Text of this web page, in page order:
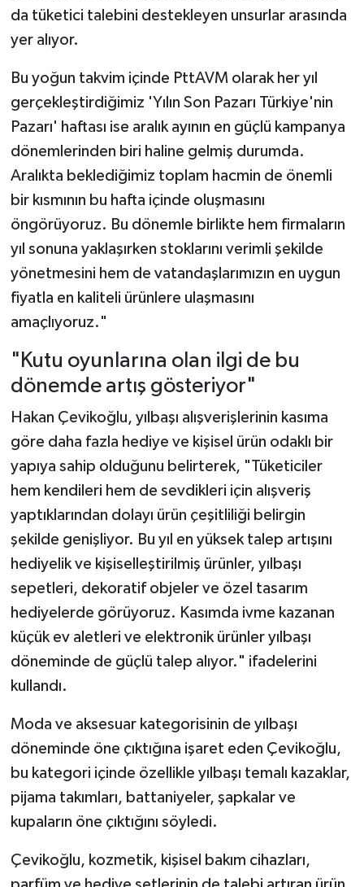
da tüketici talebini destekleyen unsurlar arasında
yer alıyor.
Bu yoğun takvim içinde PttAVM olarak her yıl
gerçekleştirdiğimiz 'Yılın Son Pazarı Türkiye'nin
Pazarı' haftası ise aralık ayının en güçlü kampanya
dönemlerinden biri haline gelmiş durumda.
Aralıkta beklediğimiz toplam hacmin de önemli
bir kısmının bu hafta içinde oluşmasını
öngörüyoruz. Bu dönemle birlikte hem firmaların
yıl sonuna yaklaşırken stoklarını verimli şekilde
yönetmesini hem de vatandaşlarımızın en uygun
fiyatla en kaliteli ürünlere ulaşmasını
amaçlıyoruz."
"Kutu oyunlarına olan ilgi de bu
dönemde artış gösteriyor"
Hakan Çevikoğlu, yılbaşı alışverişlerinin kasıma
göre daha fazla hediye ve kişisel ürün odaklı bir
yapıya sahip olduğunu belirterek, "Tüketiciler
hem kendileri hem de sevdikleri için alışveriş
yaptıklarından dolayı ürün çeşitliliği belirgin
şekilde genişliyor. Bu yıl en yüksek talep artışını
hediyelik ve kişiselleştirilmiş ürünler, yılbaşı
sepetleri, dekoratif objeler ve özel tasarım
hediyelerde görüyoruz. Kasımda ivme kazanan
küçük ev aletleri ve elektronik ürünler yılbaşı
döneminde de güçlü talep alıyor." ifadelerini
kullandı.
Moda ve aksesuar kategorisinin de yılbaşı
döneminde öne çıktığına işaret eden Çevikoğlu,
bu kategori içinde özellikle yılbaşı temalı kazaklar,
pijama takımları, battaniyeler, şapkalar ve
kupaların öne çıktığını söyledi.
Çevikoğlu, kozmetik, kişisel bakım cihazları,